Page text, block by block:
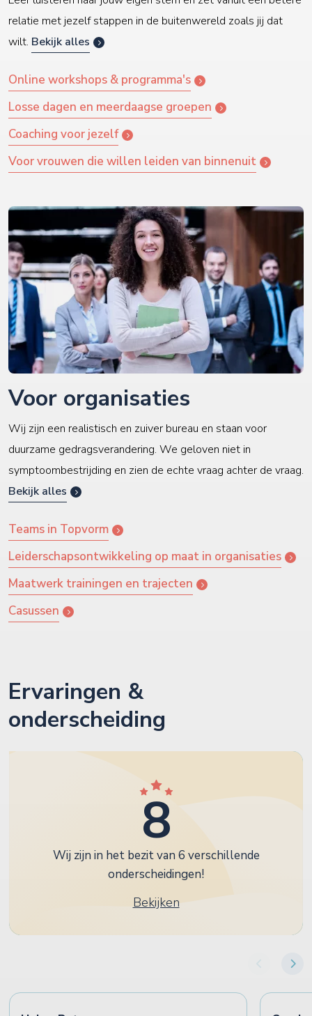
relatie met jezelf stappen in de buitenwereld zoals jij dat
wilt. Bekijk alles
Online workshops & programma's
Losse dagen en meerdaagse groepen
Coaching voor jezelf
Voor vrouwen die willen leiden van binnenuit
Voor organisaties
Wij zijn een realistisch en zuiver bureau en staan voor
duurzame gedragsverandering. We geloven niet in
symptoombestrijding en zien de echte vraag achter de vraag.
Bekijk alles
Teams in Topvorm
Leiderschapsontwikkeling op maat in organisaties
Maatwerk trainingen en trajecten
Casussen
Ervaringen &
onderscheiding
8
Wij zijn in het bezit van 6 verschillende
onderscheidingen!
Bekijken